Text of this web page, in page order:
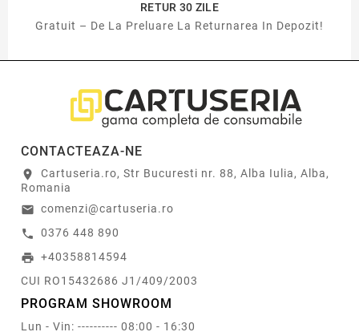
RETUR 30 ZILE
Gratuit – De La Preluare La Returnarea In Depozit!
CONTACTEAZA-NE
location_on
Cartuseria.ro, Str Bucuresti nr. 88, Alba Iulia, Alba,
Romania
email comenzi@cartuseria.ro
call 0376 448 890
print +40358814594
CUI RO15432686 J1/409/2003
PROGRAM SHOWROOM
Lun - Vin: ---------- 08:00 - 16:30